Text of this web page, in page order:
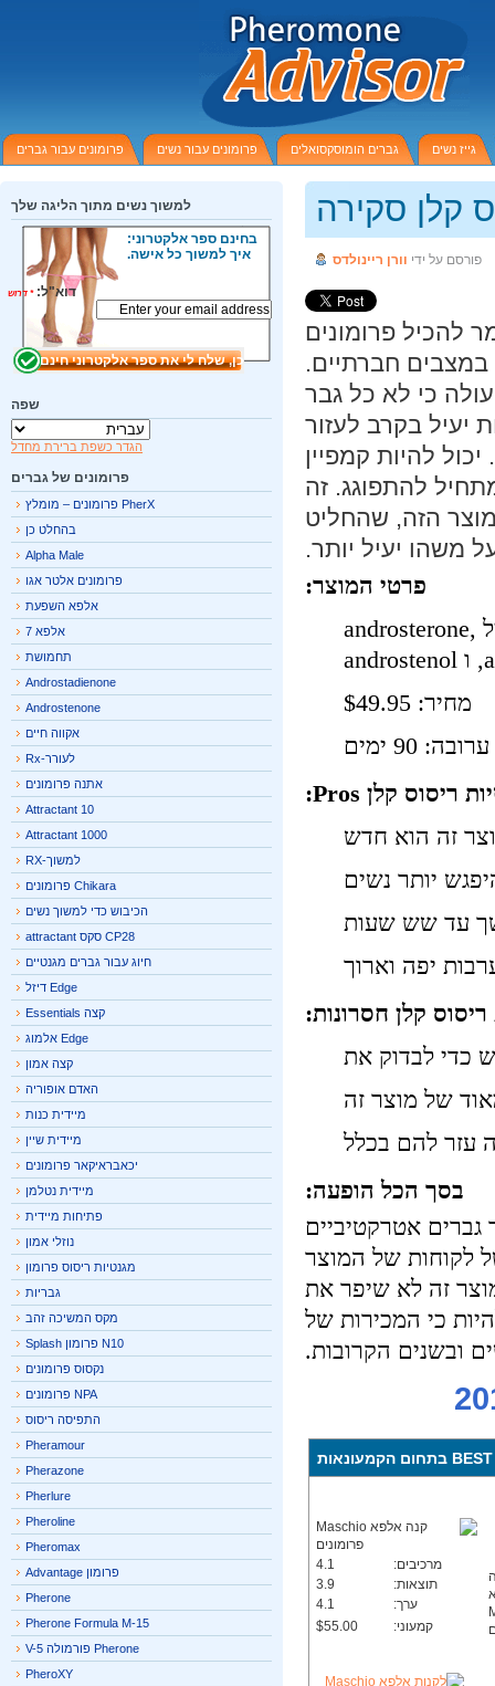
פרומונים עבור גברים פרומונים עבור נשים גברים הומוסקסואלים גייז נשים
קלן סקירה
פורסם על ידיוורן ריינולדס
להכיל פרומונים
חברתיים.
כי לא כל גבר
בקרב לעזור
להיות קמפיין
להתפוגג. זה
הזה, שהחליט
משהו יעיל יותר.
פרטי המוצר:
רכיבים לא פעילים: היצרן טוען כי מוצר זה מכיל androsterone,
מחיר: $49.95
90 ימים
ריסוס קלןPros:
זה הוא חדש
יותר נשים
עד שש שעות
יפה וארוך
קלןחסרונות:
כדי לבדוק את
של מוצר זה
להם בכלל
בסך הכל הופעה:
אטרקטיביים
לקוחות של המוצר
זה לא שיפר את
כי המכירות של
ובשנים הקרובות.
מרכיבים:
4.1
תוצאות:
3.9
ערך:
4.1
קמעוני:
$55.00
למשוך נשים מתוך הליגה שלך
בחינם ספר אלקטרוני:
איך למשוך כל אישה.
דוא"ל:*דרוש
שפה
הגדר כשפת ברירת מחדל
פרומונים של גברים
PherX פרומונים – מומלץ
בהחלט כן
Alpha Male
פרומונים אלטר אגו
אלפא השפעת
אלפא 7
תחמושת
Androstadienone
Androstenone
אקווה חיים
לעורר-Rx
אתנה פרומונים
Attractant 10
Attractant 1000
למשוך-RX
Chikara פרומונים
הכיבוש כדי למשוך נשים
CP28 סקס attractant
חיוג עבור גברים מגנטיים
Edge דיזל
קצה Essentials
Edge אלמוג
קצה אמון
האדם אופוריה
מיידית כנות
מיידית שיין
יכאבראיקאר פרומונים
מיידית נטלמן
פתיחות מיידית
נוזלי אמון
מגנטיות ריסוס פרומון
גבריות
מקס המשיכה זהב
N10 פרומון Splash
נקסוס פרומונים
NPA פרומונים
התפיסה ריסוס
Pheramour
Pherazone
Pherlure
Pheroline
Pheromax
פרומון Advantage
Pherone
Pherone Formula M-15
Pherone פורמולה V-5
PheroXY